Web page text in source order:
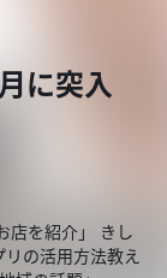
に突入
店を紹介」 きし
の活用方法教え